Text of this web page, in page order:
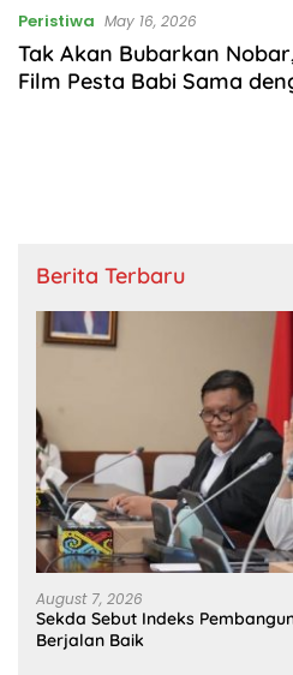
Peristiwa May 16, 2026
Tak Akan Bubarkan
Film Pesta Babi Sama
Berita Terbaru
August 7, 2026
Sekda Sebut Indeks
Berjalan Baik